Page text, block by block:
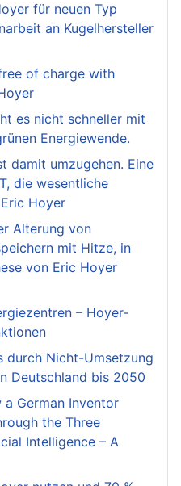
für neuen Typ
an Kugelhersteller
of charge with
es nicht schneller mit
Energiewende.
damit umzugehen. Eine
die wesentliche
Hoyer
Alterung von
mit Hitze, in
von Eric Hoyer
– Hoyer-
durch Nicht-Umsetzung
Deutschland bis 2050
German Inventor
the Three
Intelligence – A